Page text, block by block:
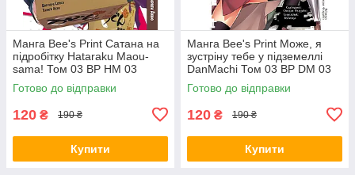
Манга Bee's Print Сатана на
підробітку Hataraku Maou-
sama! Том 03 ВР HM 03
Готово до відправки
120 ₴ 190 ₴
Купити
Манга Bee's Print Може, я
зустріну тебе у підземеллі
DanMachi Том 03 BP DM 03
Готово до відправки
120 ₴ 190 ₴
Купити